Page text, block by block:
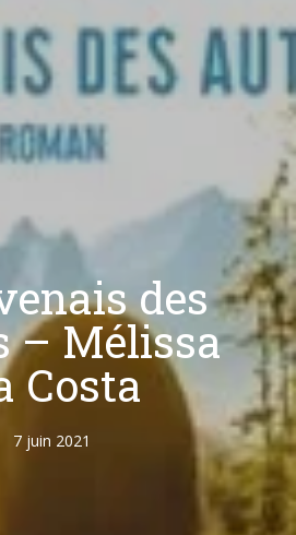
des
– Mélissa
Costa
7 juin 2021